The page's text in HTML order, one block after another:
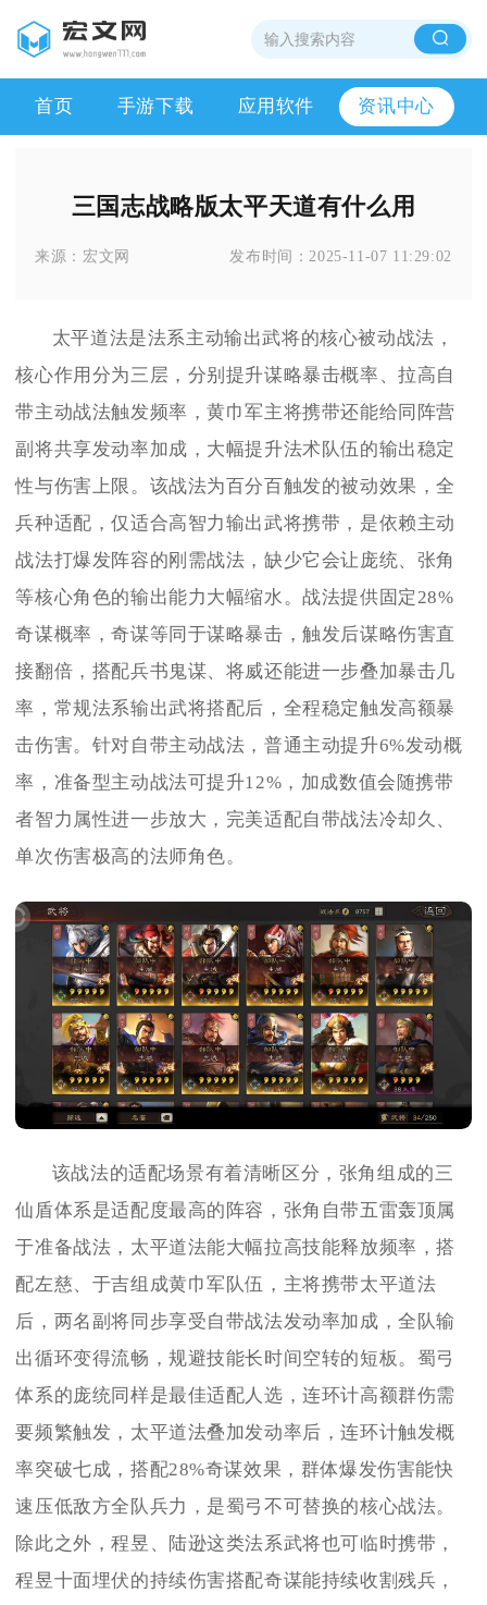
首页 手游下载 应用软件 资讯中心
三国志战略版太平天道有什么用
来源： 宏文网 发布时间： 2025-11-07 11:29:02
太平道法是法系主动输出武将的核心被动战法，
核心作用分为三层，分别提升谋略暴击概率、拉高自
带主动战法触发频率，黄巾军主将携带还能给同阵营
副将共享发动率加成，大幅提升法术队伍的输出稳定
性与伤害上限。该战法为百分百触发的被动效果，全
兵种适配，仅适合高智力输出武将携带，是依赖主动
战法打爆发阵容的刚需战法，缺少它会让庞统、张角
等核心角色的输出能力大幅缩水。战法提供固定28%
奇谋概率，奇谋等同于谋略暴击，触发后谋略伤害直
接翻倍，搭配兵书鬼谋、将威还能进一步叠加暴击几
率，常规法系输出武将搭配后，全程稳定触发高额暴
击伤害。针对自带主动战法，普通主动提升6%发动概
率，准备型主动战法可提升12%，加成数值会随携带
者智力属性进一步放大，完美适配自带战法冷却久、
单次伤害极高的法师角色。
该战法的适配场景有着清晰区分，张角组成的三
仙盾体系是适配度最高的阵容，张角自带五雷轰顶属
于准备战法，太平道法能大幅拉高技能释放频率，搭
配左慈、于吉组成黄巾军队伍，主将携带太平道法
后，两名副将同步享受自带战法发动率加成，全队输
出循环变得流畅，规避技能长时间空转的短板。蜀弓
体系的庞统同样是最佳适配人选，连环计高额群伤需
要频繁触发，太平道法叠加发动率后，连环计触发概
率突破七成，搭配28%奇谋效果，群体爆发伤害能快
速压低敌方全队兵力，是蜀弓不可替换的核心战法。
除此之外，程昱、陆逊这类法系武将也可临时携带，
程昱十面埋伏的持续伤害搭配奇谋能持续收割残兵，